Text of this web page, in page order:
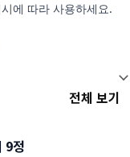
에 따라 사용하세요.
전체 보기
9정